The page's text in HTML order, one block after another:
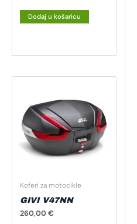
Dodaj u košaricu
Koferi za motocikle
GIVI V47NN
260,00€